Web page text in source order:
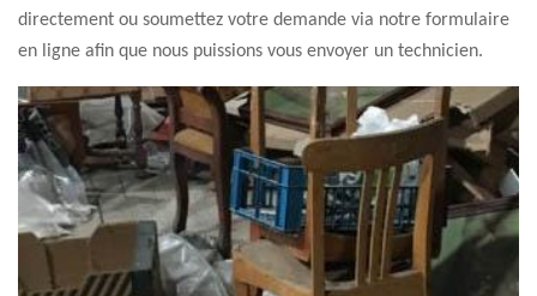
directement ou soumettez votre demande via notre formulaire
en ligne afin que nous puissions vous envoyer un technicien.